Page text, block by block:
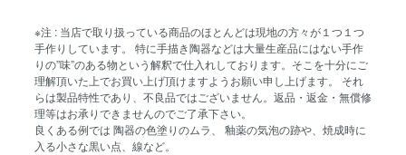
※注 : 当店で取り扱っている商品のほとんどは現地の方々が１つ１つ
手作りしています。 特に手描き陶器などは大量生産品にはない手作
りの”味”のある物という解釈で仕入れしております。そこを十分にご
理解頂いた上でお買い上げ頂けますようお願い申し上げます。 それ
らは製品特性であり、不良品ではございません。返品・返金・無償修
理等はお承りできませんのでご了承下さい。
良くある例では 陶器の色塗りのムラ、 釉薬の気泡の跡や、焼成時に
入る小さな黒い点、線など。